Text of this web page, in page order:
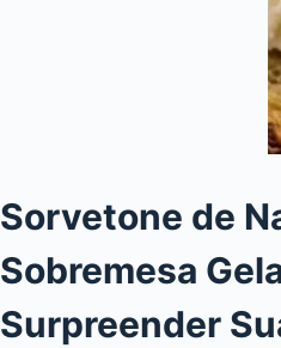
Sorvetone de
Sobremesa
Surpreender